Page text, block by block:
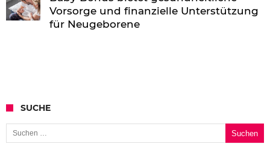
Vorsorge und finanzielle Unterstützung
für Neugeborene
SUCHE
Suchen nach: